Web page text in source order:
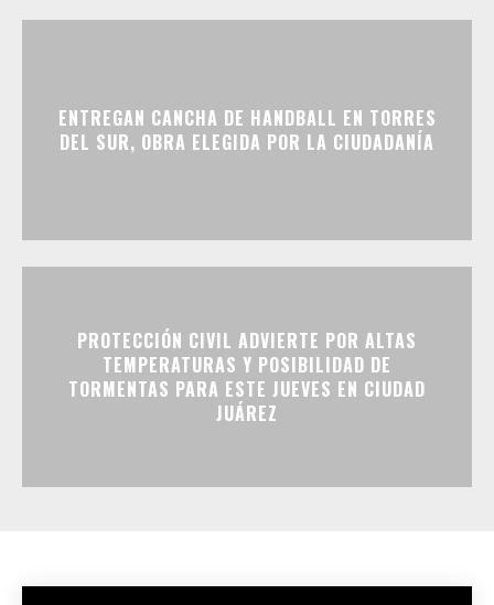
ENTREGAN CANCHA DE HANDBALL EN TORRES
DEL SUR, OBRA ELEGIDA POR LA CIUDADANÍA
PROTECCIÓN CIVIL ADVIERTE POR ALTAS
TEMPERATURAS Y POSIBILIDAD DE
TORMENTAS PARA ESTE JUEVES EN CIUDAD
JUÁREZ